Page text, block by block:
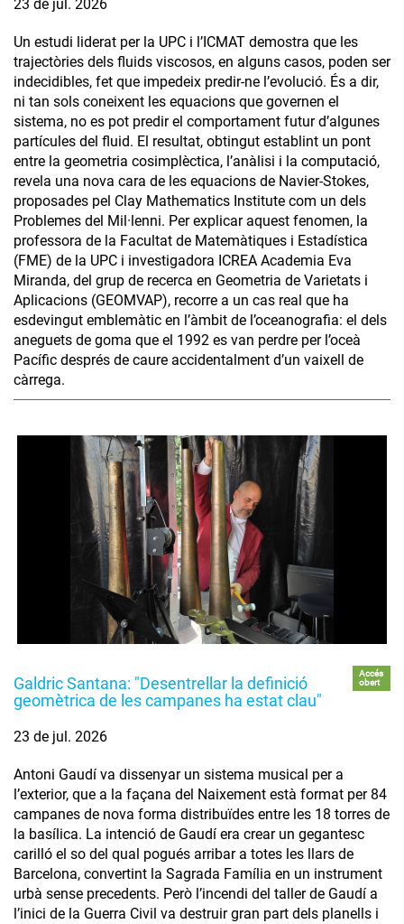
23 de jul. 2026
Un estudi liderat per la UPC i l’ICMAT demostra que les
trajectòries dels fluids viscosos, en alguns casos, poden ser
indecidibles, fet que impedeix predir-ne l’evolució. És a dir,
ni tan sols coneixent les equacions que governen el
sistema, no es pot predir el comportament futur d’algunes
partícules del fluid. El resultat, obtingut establint un pont
entre la geometria cosimplèctica, l’anàlisi i la computació,
revela una nova cara de les equacions de Navier-Stokes,
proposades pel Clay Mathematics Institute com un dels
Problemes del Mil·lenni. Per explicar aquest fenomen, la
professora de la Facultat de Matemàtiques i Estadística
(FME) de la UPC i investigadora ICREA Academia Eva
Miranda, del grup de recerca en Geometria de Varietats i
Aplicacions (GEOMVAP), recorre a un cas real que ha
esdevingut emblemàtic en l’àmbit de l’oceanografia: el dels
aneguets de goma que el 1992 es van perdre per l’oceà
Pacífic després de caure accidentalment d’un vaixell de
càrrega.
Galdric Santana: "Desentrellar la definició
geomètrica de les campanes ha estat clau"
Accés
obert
23 de jul. 2026
Antoni Gaudí va dissenyar un sistema musical per a
l’exterior, que a la façana del Naixement està format per 84
campanes de nova forma distribuïdes entre les 18 torres de
la basílica. La intenció de Gaudí era crear un gegantesc
carilló el so del qual pogués arribar a totes les llars de
Barcelona, convertint la Sagrada Família en un instrument
urbà sense precedents. Però l’incendi del taller de Gaudí a
l’inici de la Guerra Civil va destruir gran part dels planells i